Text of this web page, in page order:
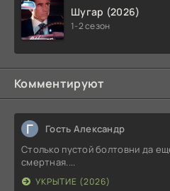
Шугар (2026)
1-2 сезон
Комментируют
Г Гость Александр
Столько пустой болтовни да
смертная....
УКРЫТИЕ (2026)